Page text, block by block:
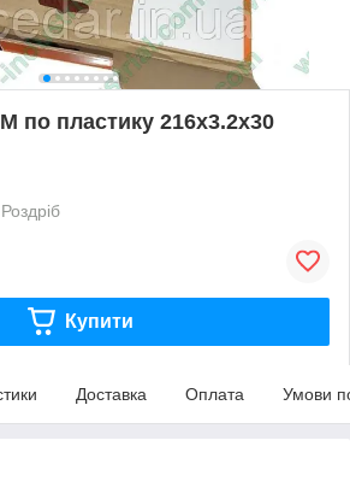
по пластику 216x3.2x30
Роздріб
Купити
Доставка Оплата Умови